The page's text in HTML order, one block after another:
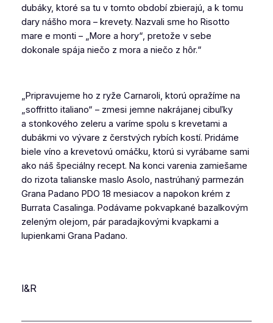
dubáky, ktoré sa tu v tomto období zbierajú, a k tomu
dary nášho mora – krevety. Nazvali sme ho Risotto
mare e monti – „More a hory“, pretože v sebe
dokonale spája niečo z mora a niečo z hôr.“
„Pripravujeme ho z ryže Carnaroli, ktorú opražíme na
„soffritto italiano“ – zmesi jemne nakrájanej cibuľky
a stonkového zeleru a varíme spolu s krevetami a
dubákmi vo vývare z čerstvých rybích kostí. Pridáme
biele víno a krevetovú omáčku, ktorú si vyrábame sami
ako náš špeciálny recept. Na konci varenia zamiešame
do rizota talianske maslo Asolo, nastrúhaný parmezán
Grana Padano PDO 18 mesiacov a napokon krém z
Burrata Casalinga. Podávame pokvapkané bazalkovým
zeleným olejom, pár paradajkovými kvapkami a
lupienkami Grana Padano.
I&R